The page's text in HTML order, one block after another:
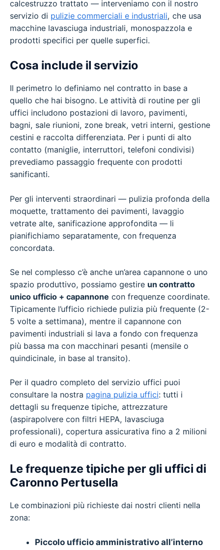
calcestruzzo trattato — interveniamo con il nostro
servizio di pulizie commerciali e industriali, che usa
macchine lavasciuga industriali, monospazzola e
prodotti specifici per quelle superfici.
Cosa include il servizio
Il perimetro lo definiamo nel contratto in base a
quello che hai bisogno. Le attività di routine per gli
uffici includono postazioni di lavoro, pavimenti,
bagni, sale riunioni, zone break, vetri interni, gestione
cestini e raccolta differenziata. Per i punti di alto
contatto (maniglie, interruttori, telefoni condivisi)
prevediamo passaggio frequente con prodotti
sanificanti.
Per gli interventi straordinari — pulizia profonda della
moquette, trattamento dei pavimenti, lavaggio
vetrate alte, sanificazione approfondita — li
pianifichiamo separatamente, con frequenza
concordata.
Se nel complesso c’è anche un’area capannone o uno
spazio produttivo, possiamo gestire un contratto
unico ufficio + capannone con frequenze coordinate.
Tipicamente l’ufficio richiede pulizia più frequente (2-
5 volte a settimana), mentre il capannone con
pavimenti industriali si lava a fondo con frequenza
più bassa ma con macchinari pesanti (mensile o
quindicinale, in base al transito).
Per il quadro completo del servizio uffici puoi
consultare la nostra pagina pulizia uffici: tutti i
dettagli su frequenze tipiche, attrezzature
(aspirapolvere con filtri HEPA, lavasciuga
professionali), copertura assicurativa fino a 2 milioni
di euro e modalità di contratto.
Le frequenze tipiche per gli uffici di
Caronno Pertusella
Le combinazioni più richieste dai nostri clienti nella
zona:
Piccolo ufficio amministrativo all’interno